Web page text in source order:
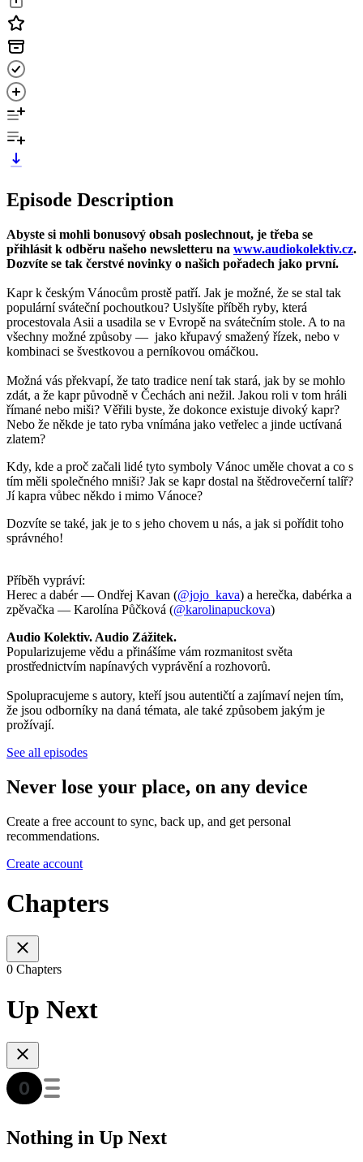
Episode Description
Abyste si mohli bonusový obsah poslechnout, je třeba se
přihlásit k odběru našeho newsletteru na www.audiokolektiv.cz.
Dozvíte se tak čerstvé novinky o našich pořadech jako první.
Kapr k českým Vánocům prostě patří. Jak je možné, že se stal tak
populární sváteční pochoutkou? Uslyšíte příběh ryby, která
procestovala Asii a usadila se v Evropě na svátečním stole. A to na
všechny možné způsoby — jako křupavý smažený řízek, nebo v
kombinaci se švestkovou a perníkovou omáčkou.
Možná vás překvapí, že tato tradice není tak stará, jak by se mohlo
zdát, a že kapr původně v Čechách ani nežil. Jakou roli v tom hráli
římané nebo miši? Věřili byste, že dokonce existuje divoký kapr?
Nebo že někde je tato ryba vnímána jako vetřelec a jinde uctívaná
zlatem?
Kdy, kde a proč začali lidé tyto symboly Vánoc uměle chovat a co s
tím měli společného mniši? Jak se kapr dostal na štědrovečerní talíř?
Jí kapra vůbec někdo i mimo Vánoce?
Dozvíte se také, jak je to s jeho chovem u nás, a jak si pořídit toho
správného!
Příběh vypráví:
Herec a dabér — Ondřej Kavan (@jojo_kava) a herečka, dabérka a
zpěvačka — Karolína Půčková (@karolinapuckova)
Audio Kolektiv. Audio Zážitek.
Popularizujeme vědu a přinášíme vám rozmanitost světa
prostřednictvím napínavých vyprávění a rozhovorů.
Spolupracujeme s autory, kteří jsou autentičtí a zajímaví nejen tím,
že jsou odborníky na daná témata, ale také způsobem jakým je
prožívají.
See all episodes
Never lose your place, on any device
Create a free account to sync, back up, and get personal
recommendations.
Create account
Chapters
0 Chapters
Up Next
Nothing in Up Next